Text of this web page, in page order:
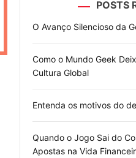
POSTS
O Avanço Silencioso da
Como o Mundo Geek
Cultura Global
Entenda os motivos do
Quando o Jogo Sai do
Apostas na Vida